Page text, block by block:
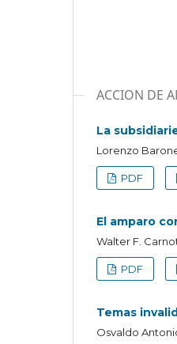
ACCION DE
La
Lorenzo
PDF
El amparo
Walter F.
PDF
Temas
Osvaldo